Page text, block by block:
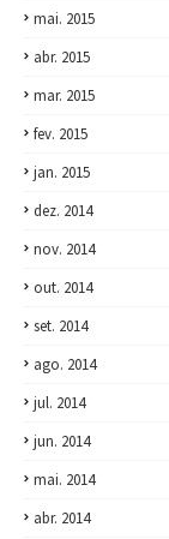
mai. 2015
abr. 2015
mar. 2015
fev. 2015
jan. 2015
dez. 2014
nov. 2014
out. 2014
set. 2014
ago. 2014
jul. 2014
jun. 2014
mai. 2014
abr. 2014